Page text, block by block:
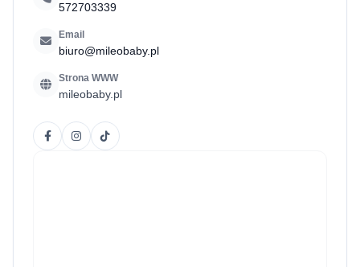
572703339
Email
biuro@mileobaby.pl
Strona WWW
mileobaby.pl